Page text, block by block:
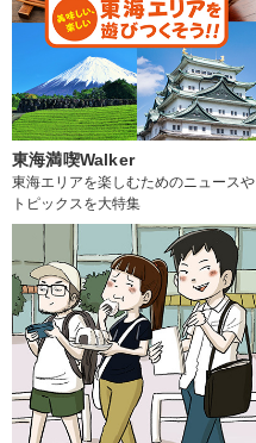
東海満喫Walker
東海エリアを楽しむためのニュースや
トピックスを大特集